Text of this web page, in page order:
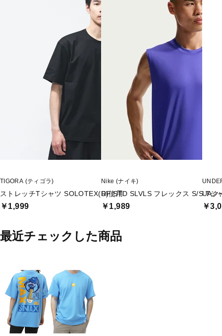
TIGORA (ティゴラ)
ストレッチTシャツ SOLOTEX(R)使用
￥1,999
Nike (ナイキ)
DF STD SLVLS フレックス S/S Tシ
￥1,989
UAク
￥
最近チェックした商品